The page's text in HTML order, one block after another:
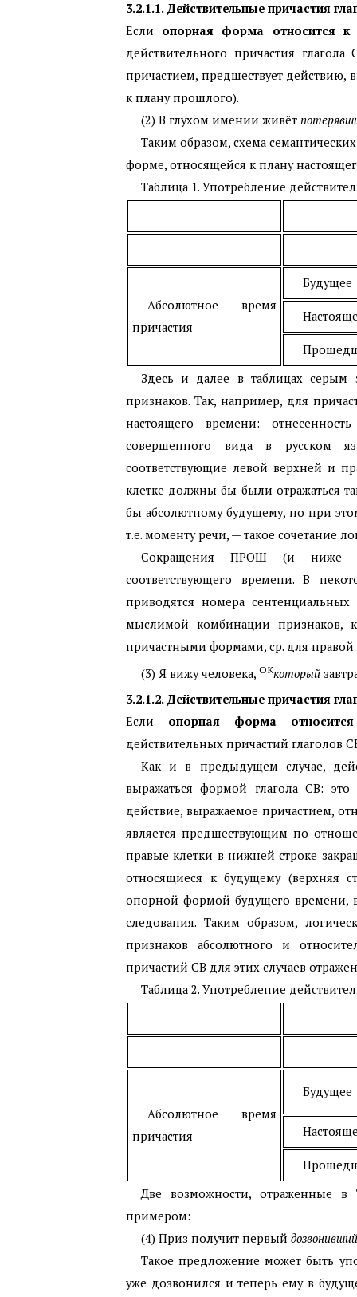
3.2.1.1. Действительные причастия
Если опорная форма относится к
действительного причастия
причастием, предшествует
к плану прошлого).
(2) В глухом имении живёт
Таким образом, схема
форме, относящейся к плану
Таблица 1. Употребление
Абсолютное время
причастия
Будущее
Здесь и далее в таблицах серым
признаков. Так, например, для
настоящего времени:
совершенного вида в русском
соответствующие левой верхней и
клетке должны бы были отражаться
бы абсолютному будущему, но при
т.е. моменту речи, — такое сочетание
Сокращения ПРОШ (и ниже
соответствующего времени. В
приводятся номера
мыслимой комбинации признаков,
причастными формами, ср. для правой
(3) Я вижу человека, OKкоторый
3.2.1.2. Действительные причастия
Если опорная форма
действительных причастий глаголов
Как и в предыдущем случае,
выражаться формой глагола СВ:
действие, выражаемое причастием,
является предшествующим по
правые клетки в нижней строке
относящиеся к будущему (верхняя
опорной формой будущего времени,
следования. Таким образом,
признаков абсолютного и
причастий СВ для этих случаев
Таблица 2. Употребление
Абсолютное время
причастия
Будущее
Две возможности, отраженные
примером:
(4) Приз получит первый
Такое предложение может быть
уже дозвонился и теперь ему в